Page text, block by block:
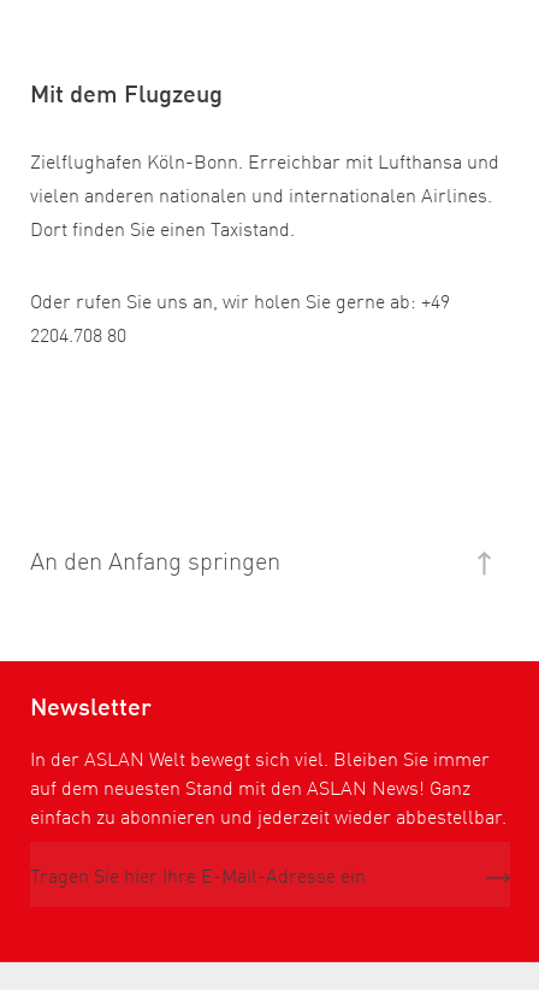
Mit dem Flugzeug
Zielflughafen Köln-Bonn. Erreichbar mit Lufthansa und
vielen anderen nationalen und internationalen Airlines.
Dort finden Sie einen Taxistand.
Oder rufen Sie uns an, wir holen Sie gerne ab: +49
2204.708 80
An den Anfang springen
Newsletter
In der ASLAN Welt bewegt sich viel. Bleiben Sie immer
auf dem neuesten Stand mit den ASLAN News! Ganz
einfach zu abonnieren und jederzeit wieder abbestellbar.